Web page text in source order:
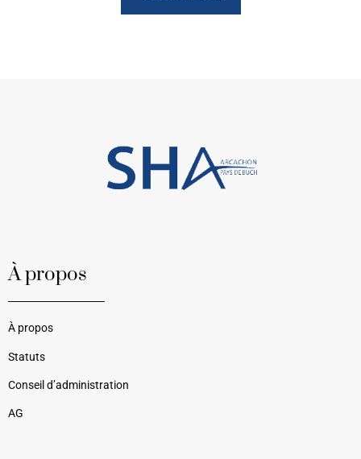
À propos
À propos
Statuts
Conseil d’administration
AG